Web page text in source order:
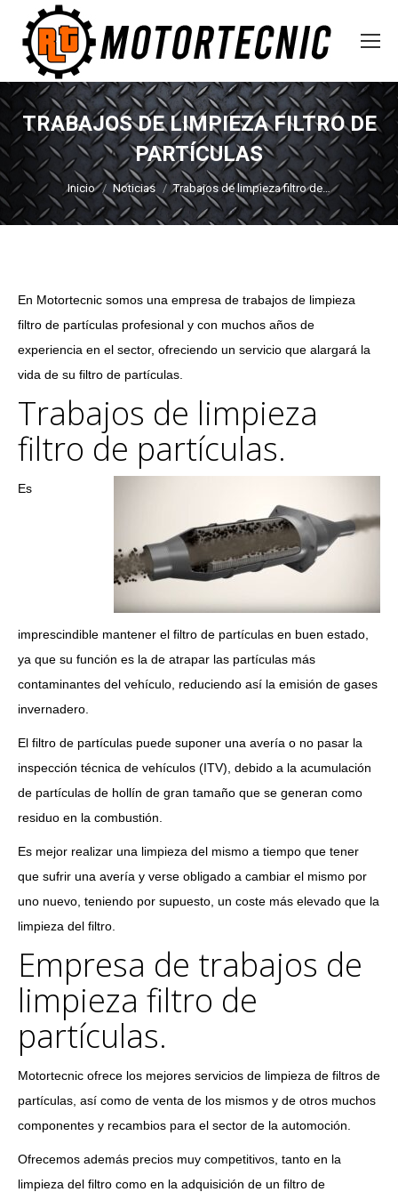
TRABAJOS DE LIMPIEZA FILTRO DE
PARTÍCULAS
Estás aquí:
Inicio Noticias Trabajos de limpieza filtro de…
En Motortecnic somos una empresa de trabajos de limpieza
filtro de partículas profesional y con muchos años de
experiencia en el sector, ofreciendo un servicio que alargará la
vida de su filtro de partículas.
Trabajos de limpieza
filtro de partículas.
Es
imprescindible mantener el filtro de partículas en buen estado,
ya que su función es la de atrapar las partículas más
contaminantes del vehículo, reduciendo así la emisión de gases
invernadero.
El filtro de partículas puede suponer una avería o no pasar la
inspección técnica de vehículos (ITV), debido a la acumulación
de partículas de hollín de gran tamaño que se generan como
residuo en la combustión.
Es mejor realizar una limpieza del mismo a tiempo que tener
que sufrir una avería y verse obligado a cambiar el mismo por
uno nuevo, teniendo por supuesto, un coste más elevado que la
limpieza del filtro.
Empresa de trabajos de
limpieza filtro de
partículas.
Motortecnic ofrece los mejores servicios de limpieza de filtros de
partículas, así como de venta de los mismos y de otros muchos
componentes y recambios para el sector de la automoción.
Ofrecemos además precios muy competitivos, tanto en la
limpieza del filtro como en la adquisición de un filtro de